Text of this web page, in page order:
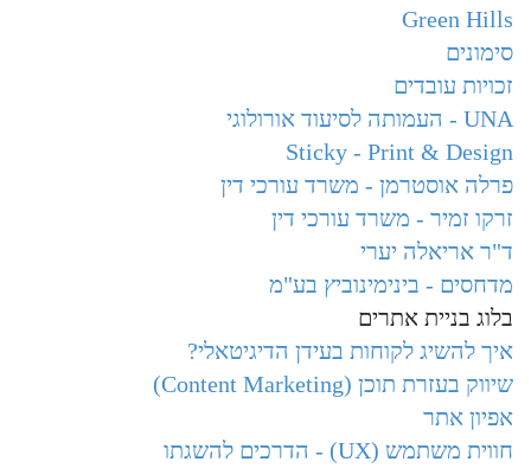
Green Hills
סימונים
זכויות עובדים
UNA - העמותה לסיעוד אורולוגי
Sticky - Print & Design
פרלה אוסטרמן - משרד עורכי דין
זרקו זמיר - משרד עורכי דין
ד"ר אריאלה יערי
מדחסים - בינימינוביץ בע"מ
בלוג בניית אתרים
איך להשיג לקוחות בעידן הדיגיטאלי?
שיווק בעזרת תוכן (Content Marketing)
אפיון אתר
חווית משתמש (UX) - הדרכים להשגתו